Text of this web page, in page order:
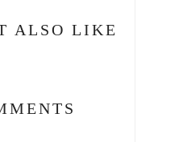
ALSO LIKE